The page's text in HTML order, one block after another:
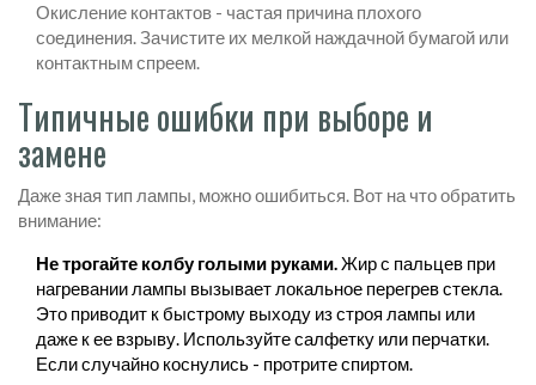
Окисление контактов - частая причина плохого
соединения. Зачистите их мелкой наждачной бумагой или
контактным спреем.
Типичные ошибки при выборе и
замене
Даже зная тип лампы, можно ошибиться. Вот на что обратить
внимание:
Не трогайте колбу голыми руками.Жир с пальцев при
нагревании лампы вызывает локальное перегрев стекла.
Это приводит к быстрому выходу из строя лампы или
даже к ее взрыву. Используйте салфетку или перчатки.
Если случайно коснулись - протрите спиртом.